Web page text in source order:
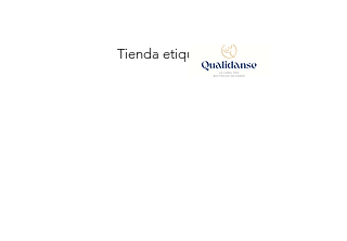
Tienda etiquetada